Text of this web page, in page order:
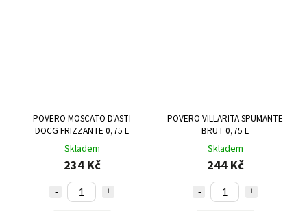
POVERO MOSCATO D'ASTI
DOCG FRIZZANTE 0,75 L
Skladem
234 Kč
POVERO VILLARITA SPUMANTE
BRUT 0,75 L
Skladem
244 Kč